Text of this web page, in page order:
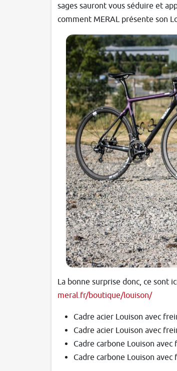
sages sauront vous séduire et
comment MERAL présente son
La bonne surprise donc, ce sont
meral.fr/boutique/louison/
Cadre acier Louison avec
Cadre acier Louison avec
Cadre carbone Louison
Cadre carbone Louison